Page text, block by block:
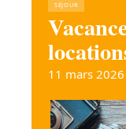
SÉJOUR
11 mars 2026